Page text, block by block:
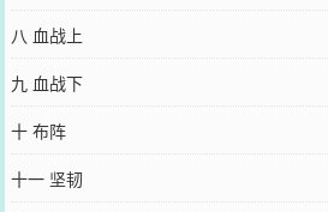
八 血战上
九 血战下
十 布阵
十一 坚韧